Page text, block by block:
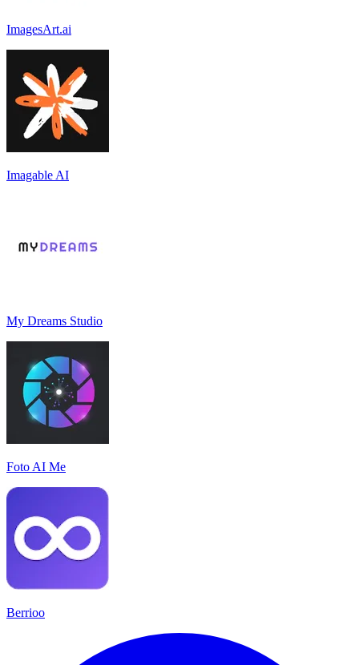
ImagesArt.ai
Imagable AI
My Dreams Studio
Foto AI Me
Berrioo